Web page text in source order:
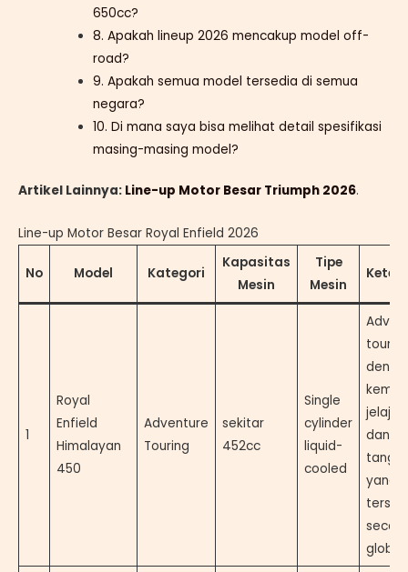
650cc?
8. Apakah lineup 2026 mencakup model off-
road?
9. Apakah semua model tersedia di semua
negara?
10. Di mana saya bisa melihat detail spesifikasi
masing-masing model?
Artikel Lainnya: Line-up Motor Besar Triumph 2026.
Line-up Motor Besar Royal Enfield 2026
No Model Kategori
Kapasitas
Mesin
Tipe
Mesin
1
Royal
Enfield
Himalayan
450
Adventure
Touring
sekitar
452cc
Single
cylinder
liquid-
cooled
dan
yang
secara
global.